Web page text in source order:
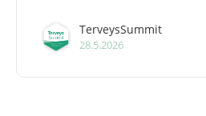
TerveysSummit
28.5.2026